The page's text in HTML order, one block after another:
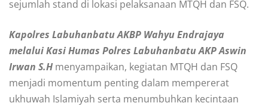
sejumlah stand di lokasi pelaksanaan MTQH dan FSQ.
Kapolres Labuhanbatu AKBP Wahyu Endrajaya
melalui Kasi Humas Polres Labuhanbatu AKP Aswin
Irwan S.H menyampaikan, kegiatan MTQH dan FSQ
menjadi momentum penting dalam mempererat
ukhuwah Islamiyah serta menumbuhkan kecintaan